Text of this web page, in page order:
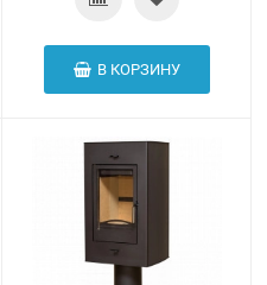
В КОРЗИНУ